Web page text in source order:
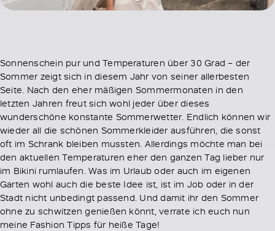
Sonnenschein pur und Temperaturen über 30 Grad – der
Sommer zeigt sich in diesem Jahr von seiner allerbesten
Seite. Nach den eher mäßigen Sommermonaten in den
letzten Jahren freut sich wohl jeder über dieses
wunderschöne konstante Sommerwetter. Endlich können wir
wieder all die schönen Sommerkleider ausführen, die sonst
oft im Schrank bleiben mussten. Allerdings möchte man bei
den aktuellen Temperaturen eher den ganzen Tag lieber nur
im Bikini rumlaufen. Was im Urlaub oder auch im eigenen
Garten wohl auch die beste Idee ist, ist im Job oder in der
Stadt nicht unbedingt passend. Und damit ihr den Sommer
ohne zu schwitzen genießen könnt, verrate ich euch nun
meine Fashion Tipps für heiße Tage!